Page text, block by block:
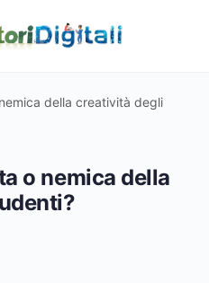
della creatività degli
o nemica della